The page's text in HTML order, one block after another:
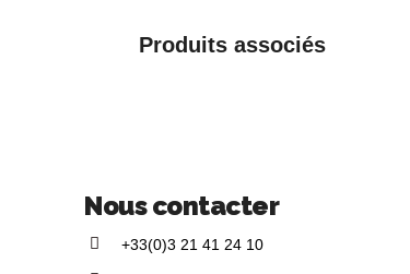
Produits associés
Nous contacter
+33(0)3 21 41 24 10